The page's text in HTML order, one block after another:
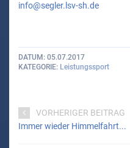
info@segler.lsv-sh.de
DATUM 05.07.2017
KATEGORIE Leistungssport
VORHERIGER BEITRAG
Immer wieder Himmelfahrt...